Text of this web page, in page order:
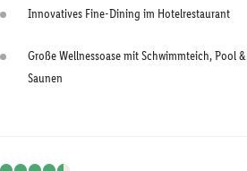
Innovatives Fine-Dining im Hotelrestaurant
Große Wellnessoase mit Schwimmteich, Pool &
Saunen